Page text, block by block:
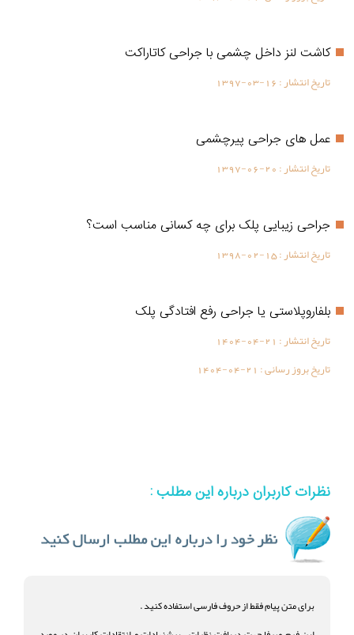
كاشت لنز داخل چشمی با جراحی کاتاراکت
تاریخ انتشار :1397-03-16
عمل های جراحی پیرچشمی
تاریخ انتشار :1397-06-20
جراحی زیبایی پلک برای چه کسانی مناسب است؟
تاریخ انتشار :1398-02-15
بلفاروپلاستی یا جراحی رفع افتادگی پلک
تاریخ انتشار : 1404-04-21
تاریخ بروز رسانی : 1404-04-21
نظرات کاربران درباره این مطلب :
برای متن پیام فقط از حروف فارسی استفاده کنید .